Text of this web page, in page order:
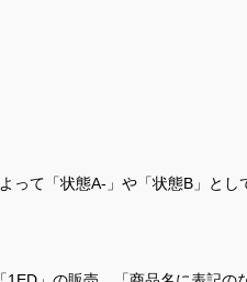
て「状態A-」や「状態B」とし